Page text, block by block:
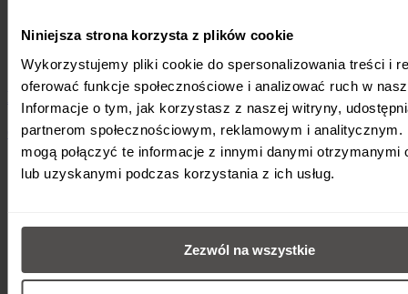
Niniejsza strona korzysta z plików cookie
Wykorzystujemy pliki cookie do spersonalizowania treści i
oferować funkcje społecznościowe i analizować ruch w
Informacje o tym, jak korzystasz z naszej witryny,
partnerom społecznościowym, reklamowym i analitycznym.
mogą połączyć te informacje z innymi danymi otrzymanymi
lub uzyskanymi podczas korzystania z ich usług.
Zezwól na wszystkie
Dwa lata „Czwartków” Galmet
6 czerwca 2026•O firmie•2 min